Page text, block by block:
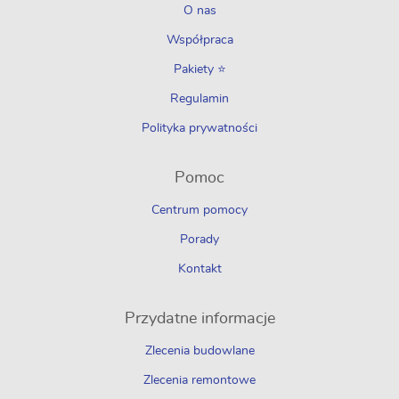
O nas
Współpraca
Pakiety ⭐
Regulamin
Polityka prywatności
Pomoc
Centrum pomocy
Porady
Kontakt
Przydatne informacje
Zlecenia budowlane
Zlecenia remontowe